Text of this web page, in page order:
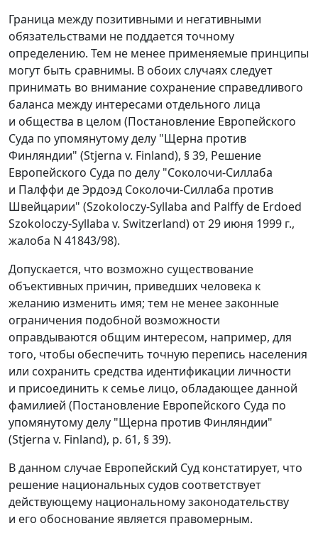
Граница между позитивными и негативными
обязательствами не поддается точному
определению. Тем не менее применяемые принципы
могут быть сравнимы. В обоих случаях следует
принимать во внимание сохранение справедливого
баланса между интересами отдельного лица
и общества в целом (Постановление Европейского
Суда по упомянутому делу "Щерна против
Финляндии" (Stjerna v. Finland), § 39, Решение
Европейского Суда по делу "Соколочи-Силлаба
и Палффи де Эрдоэд Соколочи-Силлаба против
Швейцарии" (Szokoloczy-Syllaba and Palffy de Erdoed
Szokoloczy-Syllaba v. Switzerland) от 29 июня 1999 г.,
жалоба N 41843/98).
Допускается, что возможно существование
объективных причин, приведших человека к
желанию изменить имя; тем не менее законные
ограничения подобной возможности
оправдываются общим интересом, например, для
того, чтобы обеспечить точную перепись населения
или сохранить средства идентификации личности
и присоединить к семье лицо, обладающее данной
фамилией (Постановление Европейского Суда по
упомянутому делу "Щерна против Финляндии"
(Stjerna v. Finland), p. 61, § 39).
В данном случае Европейский Суд констатирует, что
решение национальных судов соответствует
действующему национальному законодательству
и его обоснование является правомерным.